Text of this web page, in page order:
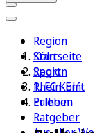
Region
Köln
Sport
1. FC Köln
Erleben
Ratgeber
Startseite
Region
Rhein-Erft
Pulheim